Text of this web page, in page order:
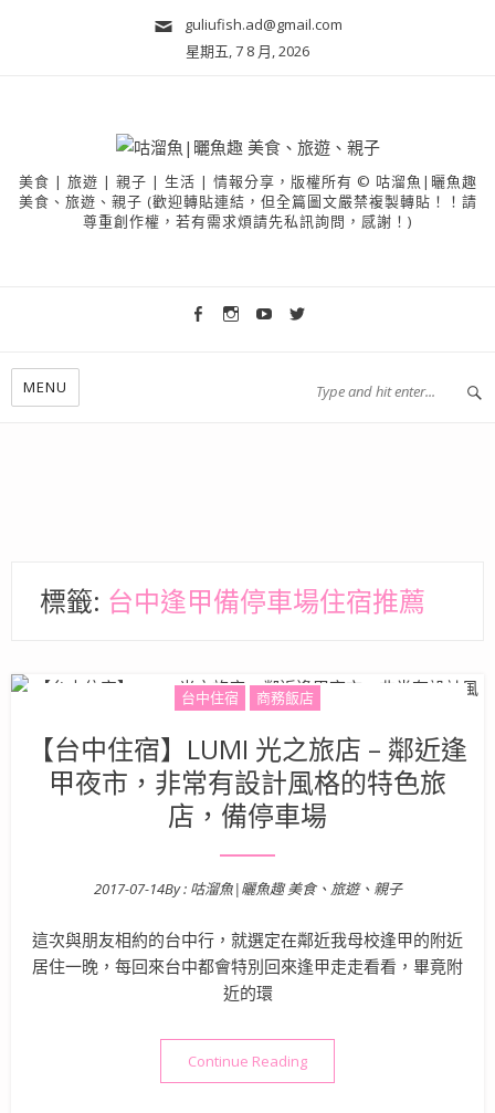
guliufish.ad@gmail.com
星期五, 7 8 月, 2026
美食 | 旅遊 | 親子 | 生活 | 情報分享，版權所有 © 咕溜魚|曬魚趣
美食、旅遊、親子 (歡迎轉貼連結，但全篇圖文嚴禁複製轉貼！！請
尊重創作權，若有需求煩請先私訊詢問，感謝！)
MENU
標籤: 台中逢甲備停車場住宿推薦
台中住宿 商務飯店
【台中住宿】LUMI 光之旅店 – 鄰近逢
甲夜市，非常有設計風格的特色旅
店，備停車場
Posted on
2017-07-14By : 咕溜魚|曬魚趣 美食、旅遊、親子
這次與朋友相約的台中行，就選定在鄰近我母校逢甲的附近
居住一晚，每回來台中都會特別回來逢甲走走看看，畢竟附
近的環
Continue Reading“【台中住宿】LUMI 光之旅